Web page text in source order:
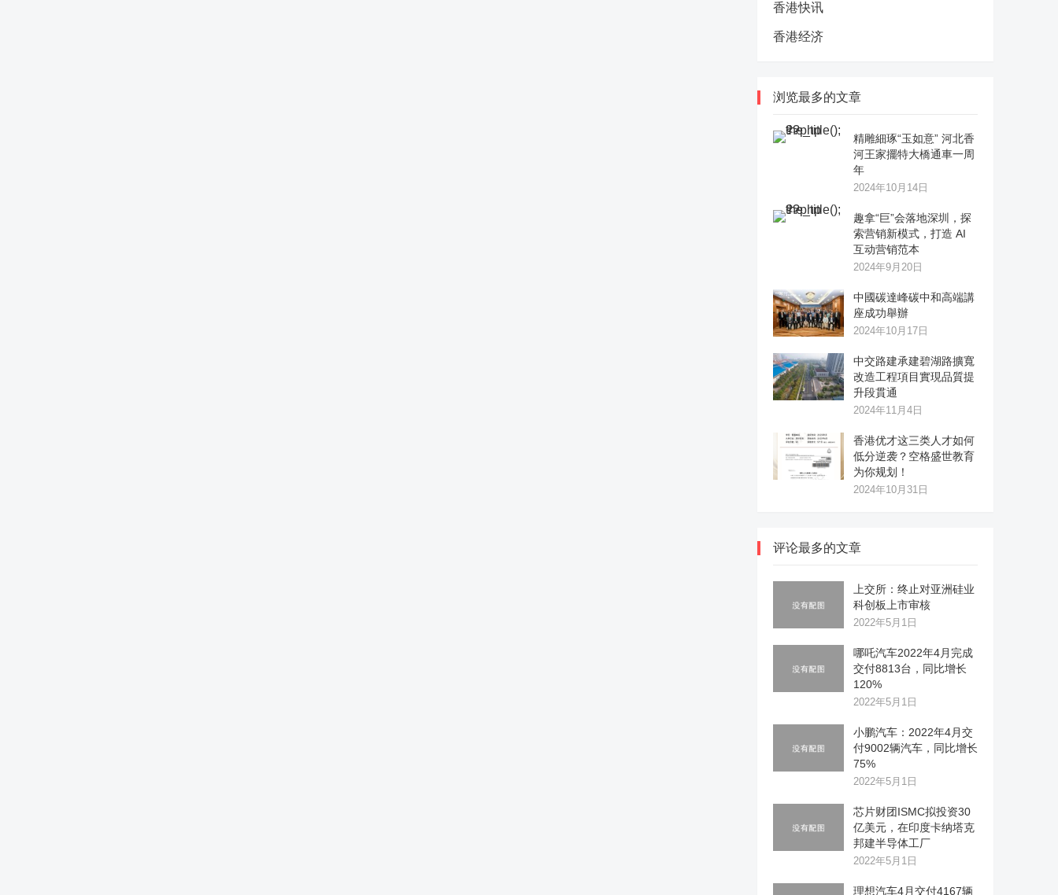
香港快讯
香港经济
浏览最多的文章
精雕細琢“玉如意” 河北香
河王家擺特大橋通車一周
年
2024年10月14日
趣拿“巨”会落地深圳，探
索营销新模式，打造 AI
互动营销范本
2024年9月20日
中國碳達峰碳中和高端講
座成功舉辦
2024年10月17日
中交路建承建碧湖路擴寬
改造工程項目實現品質提
升段貫通
2024年11月4日
香港优才这三类人才如何
低分逆袭？空格盛世教育
为你规划！
2024年10月31日
评论最多的文章
上交所：终止对亚洲硅业
科创板上市审核
2022年5月1日
哪吒汽车2022年4月完成
交付8813台，同比增长
120%
2022年5月1日
小鹏汽车：2022年4月交
付9002辆汽车，同比增长
75%
2022年5月1日
芯片财团ISMC拟投资30
亿美元，在印度卡纳塔克
邦建半导体工厂
2022年5月1日
理想汽车4月交付4167辆